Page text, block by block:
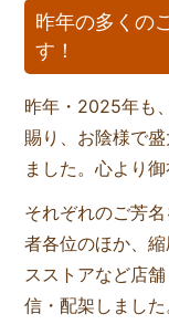
昨年の多くの
す！
昨年・2025年も
賜り、お陰様で
ました。心より御
それぞれのご芳
者各位のほか、
スストアなど店
信・配架しました